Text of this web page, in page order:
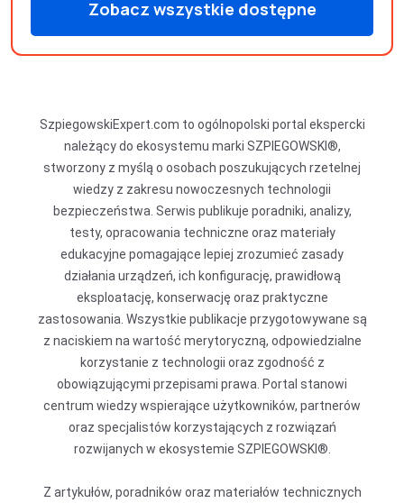
Zobacz wszystkie dostępne
produkty
SzpiegowskiExpert.com to ogólnopolski portal ekspercki
należący do ekosystemu marki SZPIEGOWSKI®,
stworzony z myślą o osobach poszukujących rzetelnej
wiedzy z zakresu nowoczesnych technologii
bezpieczeństwa. Serwis publikuje poradniki, analizy,
testy, opracowania techniczne oraz materiały
edukacyjne pomagające lepiej zrozumieć zasady
działania urządzeń, ich konfigurację, prawidłową
eksploatację, konserwację oraz praktyczne
zastosowania. Wszystkie publikacje przygotowywane są
z naciskiem na wartość merytoryczną, odpowiedzialne
korzystanie z technologii oraz zgodność z
obowiązującymi przepisami prawa. Portal stanowi
centrum wiedzy wspierające użytkowników, partnerów
oraz specjalistów korzystających z rozwiązań
rozwijanych w ekosystemie SZPIEGOWSKI®.
Z artykułów, poradników oraz materiałów technicznych